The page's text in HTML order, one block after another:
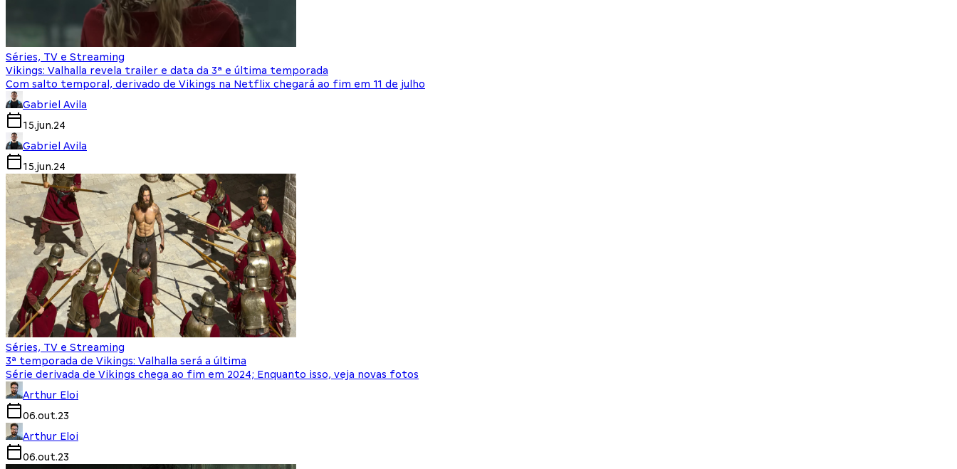
Séries, TV e Streaming
Vikings: Valhalla revela trailer e data da 3ª e última temporada
Com salto temporal, derivado de Vikings na Netflix chegará ao fim em 11 de julho
Gabriel Avila
15.jun.24
Gabriel Avila
15.jun.24
Séries, TV e Streaming
3ª temporada de Vikings: Valhalla será a última
Série derivada de Vikings chega ao fim em 2024; Enquanto isso, veja novas fotos
Arthur Eloi
06.out.23
Arthur Eloi
06.out.23